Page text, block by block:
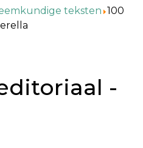
teksten 100
-